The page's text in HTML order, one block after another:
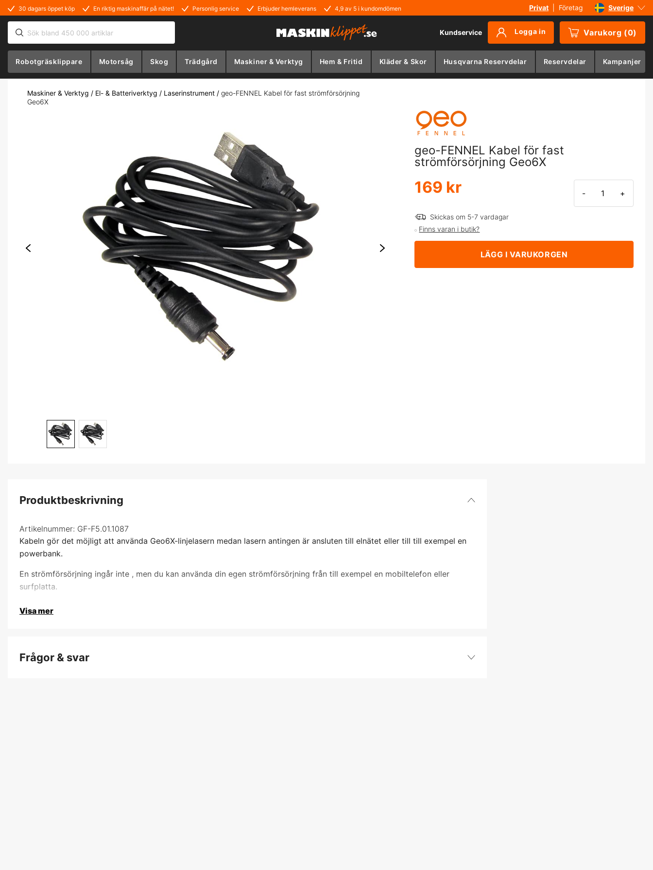
30 dagars öppet köp En riktig maskinaffär på nätet! Personlig service Erbjuder hemleverans 4,9 av 5 i kundomdömen Privat Företag
Sverige
Danmark
Norge
Kundservice Logga in Varukorg (0)
Robotgräsklippare Motorsåg Skog Trädgård Maskiner & Verktyg Hem & Fritid Kläder & Skor Husqvarna Reservdelar Reservdelar Kampanjer
Maskiner & Verktyg / El- & Batteriverktyg / Laserinstrument / geo-FENNEL Kabel för fast strömförsörjning
Geo6X
geo-FENNEL Kabel för fast
strömförsörjning Geo6X
169 kr - +
Skickas om 5-7 vardagar
Finns varan i butik?
LÄGG I VARUKORGEN
Produktbeskrivning
Artikelnummer: GF-F5.01.1087
Kabeln gör det möjligt att använda Geo6X-linjelasern medan lasern antingen är ansluten till elnätet eller till till exempel en
powerbank.
En strömförsörjning ingår inte , men du kan använda din egen strömförsörjning från till exempel en mobiltelefon eller
surfplatta.
Visa mer
Frågor & svar